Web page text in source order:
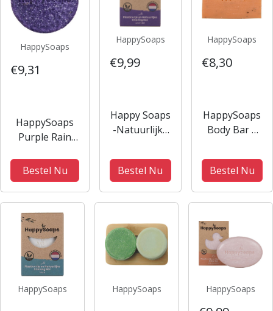
HappySoaps
€9,31
HappySoaps
Purple Rain
70gr -
Zilvershampoo
vrouwen -
Voor
Beschadigd
haar/Normaal
haar/Verzwakt
en breekbaar
haar - 70gr
Bestel Nu
HappySoaps
€9,99
Happy Soaps
-Natuurlijke
- Lavendel -
Plasticvrij -
Dierproefvrij
Bestel Nu
HappySoaps
€8,30
HappySoaps
Body Bar –
Rozemarijn
Bestel Nu
HappySoaps HappySoaps HappySoaps